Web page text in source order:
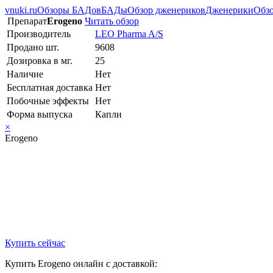
vnuki.ruОбзоры БАДовБАДыОбзор дженериковДженерики
ПрепаратErogeno Читать обзор
Производитель
LEO Pharma A/S
Продано шт.
9608
Дозировка в мг.
25
Наличие
Нет
Бесплатная доставка Нет
Побочные эффекты Нет
Форма выпуска
Капли
×
Erogeno
Купить сейчас
Купить Erogeno онлайн с доставкой: